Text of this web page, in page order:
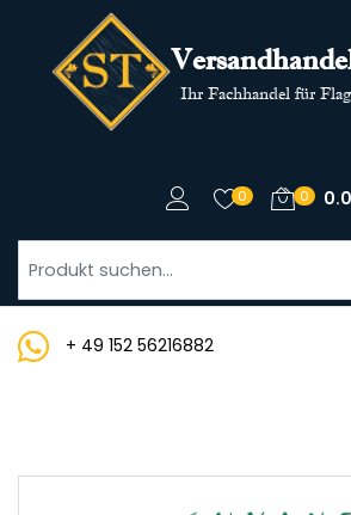
Ihr Fachhandel für
0 0
+ 49 152 56216882